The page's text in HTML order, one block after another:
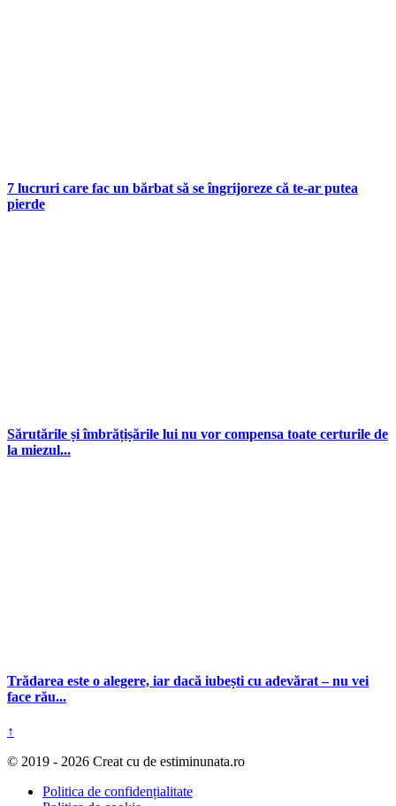
7 lucruri care fac un bărbat să se îngrijoreze că te-ar putea
pierde
Sărutările și îmbrățișările lui nu vor compensa toate certurile de
la miezul...
Trădarea este o alegere, iar dacă iubești cu adevărat – nu vei
face rău...
↑
© 2019 - 2026 Creat cu de estiminunata.ro
Politica de confidențialitate